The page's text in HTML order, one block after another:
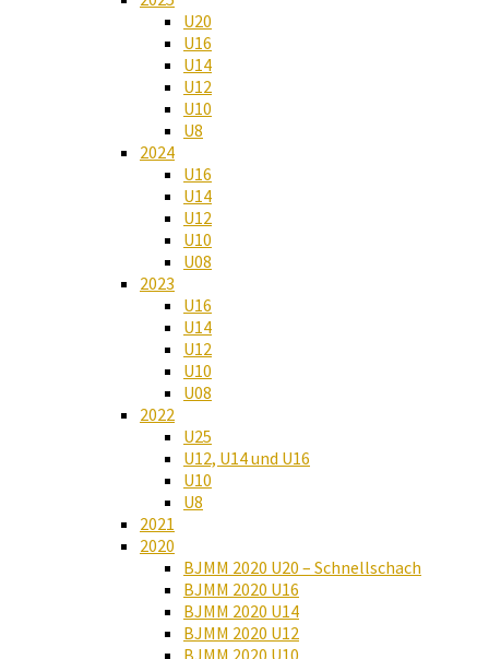
U20
U16
U14
U12
U10
U8
2024
U16
U14
U12
U10
U08
2023
U16
U14
U12
U10
U08
2022
U25
U12, U14 und U16
U10
U8
2021
2020
BJMM 2020 U20 – Schnellschach
BJMM 2020 U16
BJMM 2020 U14
BJMM 2020 U12
BJMM 2020 U10